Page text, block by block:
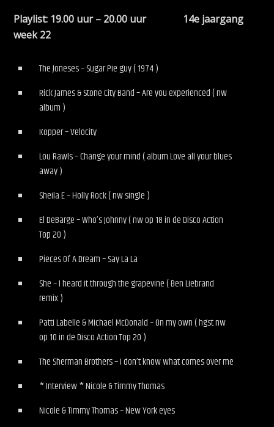
Playlist: 19.00 uur – 20.00 uur 14e jaargang
week 22
The Joneses – Sugar Pie guy ( 1974 )
Rick James & Stone City Band – Are you experienced ( nw
album )
Kopper – Velocity
Lou Rawls – Change your mind ( album Love all your blues
away )
Sheila E – Holly Rock ( nw single )
El DeBarge – Who’s Johnny ( nw op 18 in de Disco Action
Top 20 )
Pieces Of A Dream – Say La La
She – I heard it through the grapevine ( Ben Liebrand
remix )
Patti Labelle & Michael McDonald – On my own ( hgst nw
op 10 in de Disco Action Top 20 )
The Sherman Brothers – I don’t know what comes over me
* Interview * Nicole & Timmy Thomas
Nicole & Timmy Thomas – New York eyes